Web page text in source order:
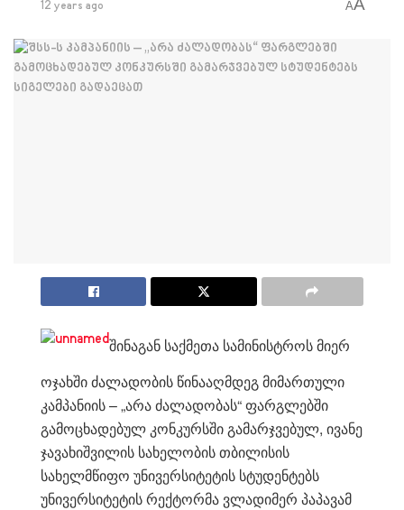
12 years ago AA
შინაგან საქმეთა სამინისტროს მიერ
ოჯახში ძალადობის წინააღმდეგ მიმართული
კამპანიის – „არა ძალადობას“ ფარგლებში
გამოცხადებულ კონკურსში გამარჯვებულ, ივანე
ჯავახიშვილის სახელობის თბილისის
სახელმწიფო უნივერსიტეტის სტუდენტებს
უნივერსიტეტის რექტორმა ვლადიმერ პაპავამ